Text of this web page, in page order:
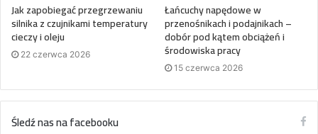
Jak zapobiegać przegrzewaniu
silnika z czujnikami temperatury
cieczy i oleju
22 czerwca 2026
Łańcuchy napędowe w
przenośnikach i podajnikach –
dobór pod kątem obciążeń i
środowiska pracy
15 czerwca 2026
Śledź nas na facebooku